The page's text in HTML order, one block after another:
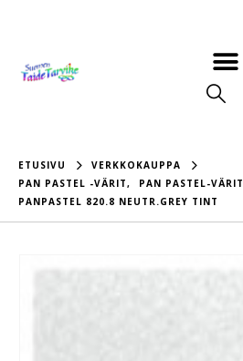
ETUSIVU
VERKKOKAUPPA
PAN PASTEL -VÄRIT,
PAN PASTEL-VÄRIT
PANPASTEL 820.8 NEUTR.GREY TINT